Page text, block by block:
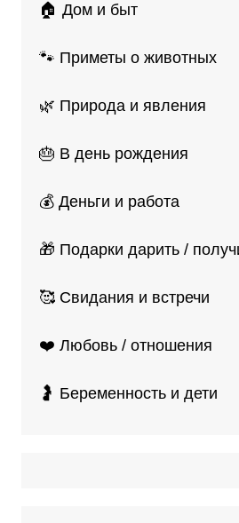
🏠 Дом и быт
🐾 Приметы о животных
🌿 Природа и явления
🎂 В день рождения
💰 Деньги и работа
🎁 Подарки дарить /
🥰 Свидания и встречи
❤️ Любовь / отношения
🤰 Беременность и дети